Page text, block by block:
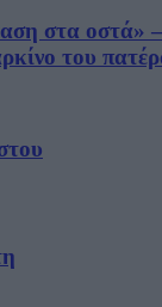
στα οστά»
του